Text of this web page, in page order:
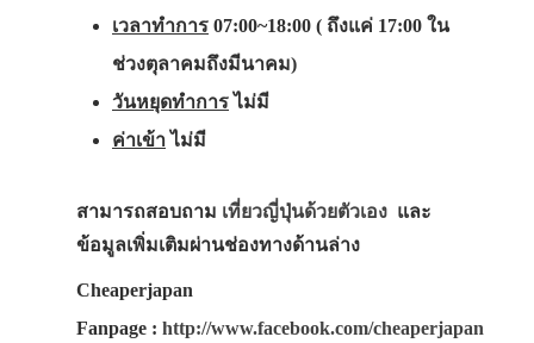
เวลาทำการ 07:00~18:00 ( ถึงแค่ 17:00 ใน
ช่วงตุลาคมถึงมีนาคม)
วันหยุดทำการไม่มี
ค่าเข้าไม่มี
สามารถสอบถาม เที่ยวญี่ปุ่นด้วยตัวเอง และ
ข้อมูลเพิ่มเติมผ่านช่องทางด้านล่าง
Cheaperjapan
Fanpage : http://www.facebook.com/cheaperjapan